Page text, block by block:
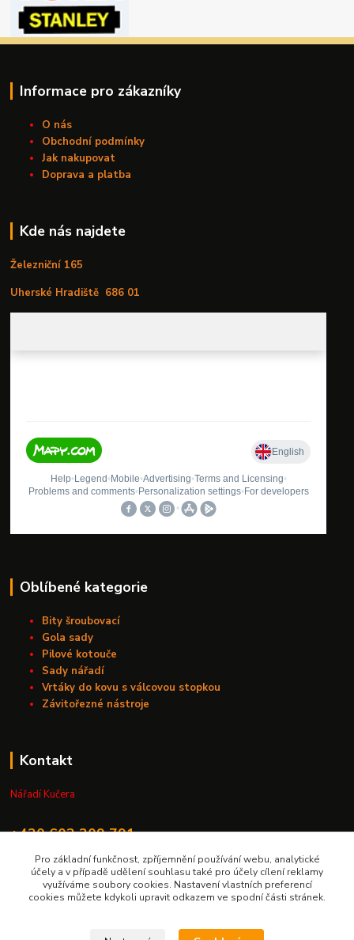
Informace pro zákazníky
O nás
Obchodní podmínky
Jak nakupovat
Doprava a platba
Kde nás najdete
Železniční 165
Uherské Hradiště 686 01
Oblíbené kategorie
Bity šroubovací
Gola sady
Pilové kotouče
Sady nářadí
Vrtáky do kovu s válcovou stopkou
Závitořezné nástroje
Kontakt
Nářadí Kučera
+420 603 209 791
info@naradikucera.cz
Pro základní funkčnost, zpříjemnění používání webu, analytické
účely a v případě udělení souhlasu také pro účely cílení reklamy
využíváme soubory cookies. Nastavení vlastních preferencí
cookies můžete kdykoli upravit odkazem ve spodní části stránek.